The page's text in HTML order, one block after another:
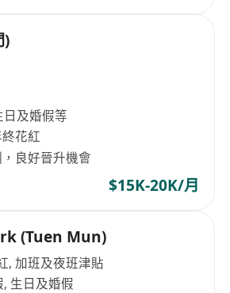
)
及婚假等
花紅
良好晉升機會
$15K-20K/月
(Tuen Mun)
, 加班及夜班津貼
生日及婚假